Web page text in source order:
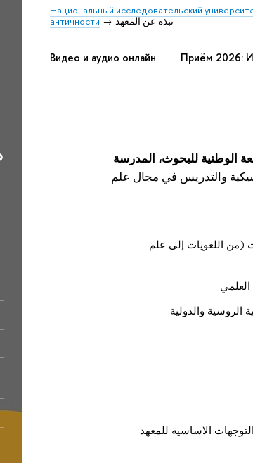
Национальный исследовательский
античности
نبذة عن المعهد
Видео и аудио онлайн Приём 2026:
الوطنية للبحوث، المدرسة
والتدريس في مجال علم
اللغويات إلى علم
الروسية والدولية
الاساسية للمعهد